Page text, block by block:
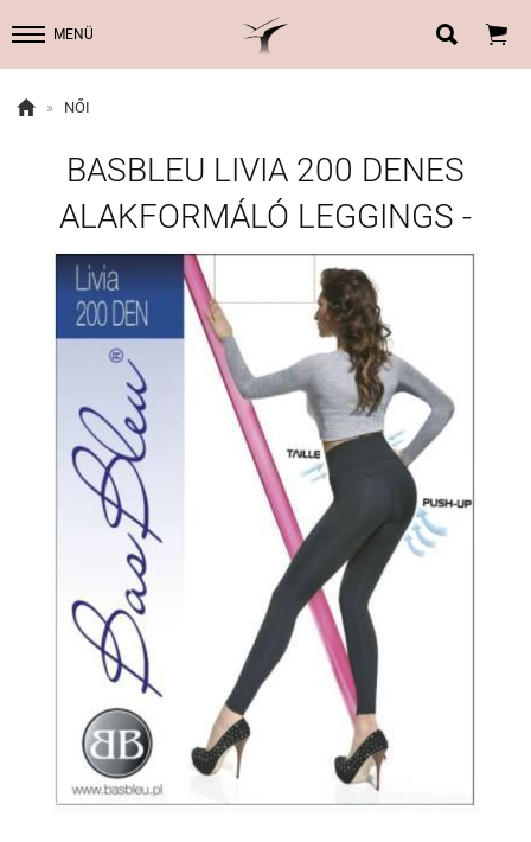
MENÜ  
 » NŐI
BASBLEU LIVIA 200 DENES
ALAKFORMÁLÓ LEGGINGS -